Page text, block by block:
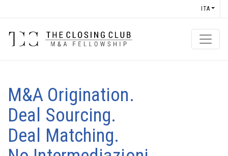
ITA
M&A Origination.
Deal Sourcing.
Deal Matching.